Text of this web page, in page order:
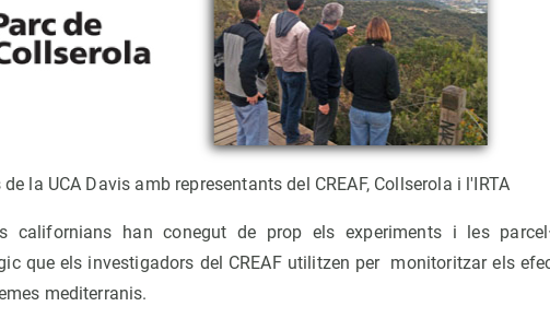
la UCA Davis amb representants del CREAF, Collserola i l'IRTA
californians han conegut de prop els experiments i les
que els investigadors del CREAF utilitzen per monitoritzar els
mediterranis.